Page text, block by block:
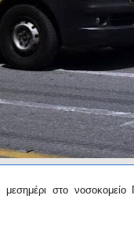
στο νοσοκομείο